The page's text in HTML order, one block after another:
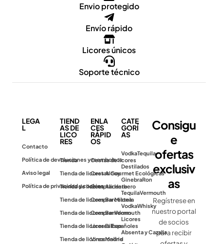
Envio protegido
Envío rápido
Licores únicos
Soporte técnico
LEGA
L
Contacto
Política de devoluciones y reembolsos
Aviso legal
Política de privacidad y cookies
TIEND
AS DE
LICO
RES
Tienda
Tienda de licores Alcoy
Tienda de licores Alicante
Tienda de licores Barcelona
Tienda de licores Benidorm
Tienda de licores Bilbao
Tienda de licores Madrid
ENLA
CES
RÁPID
OS
Cestas de licores
Cestas Gourmet Ecológicas
Comprar Herbero
Comprar Mistela
Comprar Vermouth
Licores Españoles
Vinos online
CATE
GORÍ
AS
VodkaTequila
Destilados
GinebraRon
TequilaVermouth
VodkaWhisky
Licores
Absenta y Cazalla
Consigu
e
ofertas
exclusiv
as
Regístrese en
nuestro portal
de socios
para recibir